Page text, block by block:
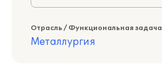
Отрасль / Функциональная задача
Металлургия